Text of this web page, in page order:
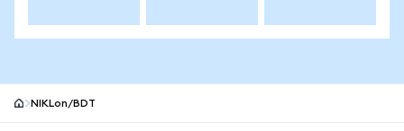
NIKLon/BDT